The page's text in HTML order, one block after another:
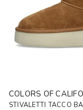
COLORS OF
STIVALETTI TACCO